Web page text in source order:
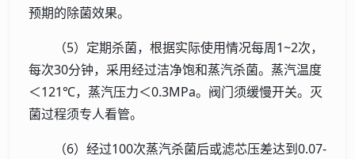
预期的除菌效果。
（5）定期杀菌，根据实际使用情况每周1~2次，
每次30分钟，采用经过洁净饱和蒸汽杀菌。蒸汽温度
＜121℃，蒸汽压力＜0.3MPa。阀门须缓慢开关。灭
菌过程须专人看管。
（6）经过100次蒸汽杀菌后或滤芯压差达到0.07-